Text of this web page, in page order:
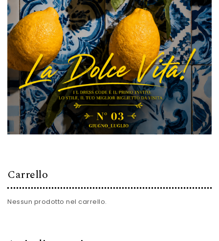
Carrello
Nessun prodotto nel carrello.